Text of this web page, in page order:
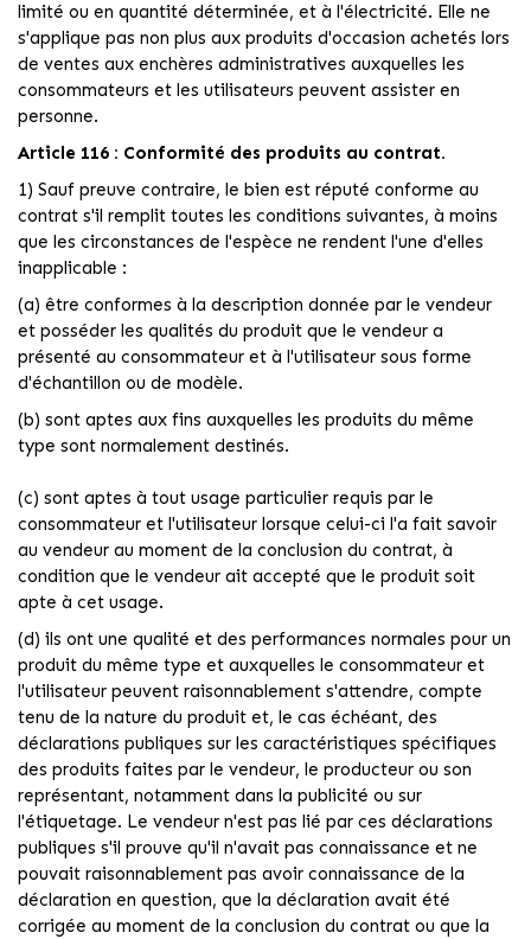
limité ou en quantité déterminée, et à l'électricité. Elle ne
s'applique pas non plus aux produits d'occasion achetés lors
de ventes aux enchères administratives auxquelles les
consommateurs et les utilisateurs peuvent assister en
personne.
Article 116 : Conformité des produits au contrat.
1) Sauf preuve contraire, le bien est réputé conforme au
contrat s'il remplit toutes les conditions suivantes, à moins
que les circonstances de l'espèce ne rendent l'une d'elles
inapplicable :
(a) être conformes à la description donnée par le vendeur
et posséder les qualités du produit que le vendeur a
présenté au consommateur et à l'utilisateur sous forme
d'échantillon ou de modèle.
(b) sont aptes aux fins auxquelles les produits du même
type sont normalement destinés.
(c) sont aptes à tout usage particulier requis par le
consommateur et l'utilisateur lorsque celui-ci l'a fait savoir
au vendeur au moment de la conclusion du contrat, à
condition que le vendeur ait accepté que le produit soit
apte à cet usage.
(d) ils ont une qualité et des performances normales pour un
produit du même type et auxquelles le consommateur et
l'utilisateur peuvent raisonnablement s'attendre, compte
tenu de la nature du produit et, le cas échéant, des
déclarations publiques sur les caractéristiques spécifiques
des produits faites par le vendeur, le producteur ou son
représentant, notamment dans la publicité ou sur
l'étiquetage. Le vendeur n'est pas lié par ces déclarations
publiques s'il prouve qu'il n'avait pas connaissance et ne
pouvait raisonnablement pas avoir connaissance de la
déclaration en question, que la déclaration avait été
corrigée au moment de la conclusion du contrat ou que la